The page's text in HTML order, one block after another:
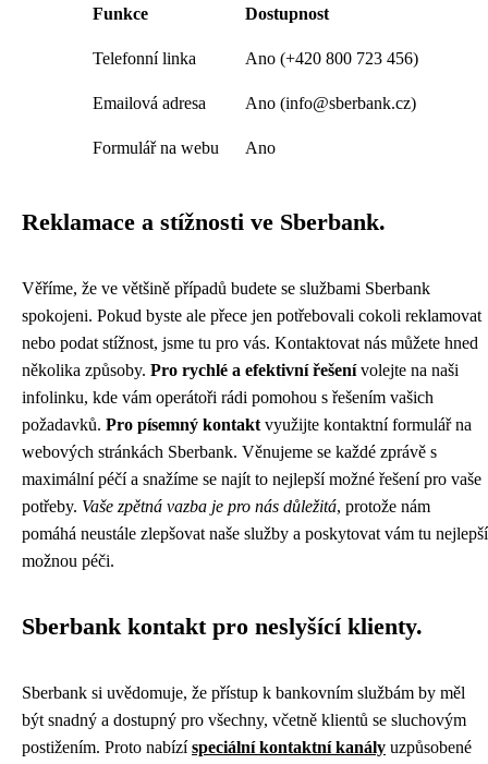
Funkce Dostupnost
Telefonní linka Ano (+420 800 723 456)
Emailová adresa Ano (info@sberbank.cz)
Formulář na webu Ano
Reklamace a stížnosti ve Sberbank.
Věříme, že ve většině případů budete se službami Sberbank
spokojeni. Pokud byste ale přece jen potřebovali cokoli reklamovat
nebo podat stížnost, jsme tu pro vás. Kontaktovat nás můžete hned
několika způsoby. Pro rychlé a efektivní řešenívolejte na naši
infolinku, kde vám operátoři rádi pomohou s řešením vašich
požadavků. Pro písemný kontakt využijte kontaktní formulář na
webových stránkách Sberbank. Věnujeme se každé zprávě s
maximální péčí a snažíme se najít to nejlepší možné řešení pro vaše
potřeby. Vaše zpětná vazba je pro nás důležitá, protože nám
pomáhá neustále zlepšovat naše služby a poskytovat vám tu nejlepší
možnou péči.
Sberbank kontakt pro neslyšící klienty.
Sberbank si uvědomuje, že přístup k bankovním službám by měl
být snadný a dostupný pro všechny, včetně klientů se sluchovým
postižením. Proto nabízíspeciální kontaktní kanály uzpůsobené